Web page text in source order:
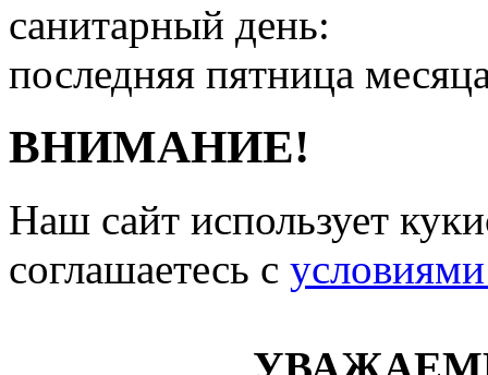
санитарный день:
последняя пятница
ВНИМАНИЕ!
Наш сайт использует
соглашаетесь c